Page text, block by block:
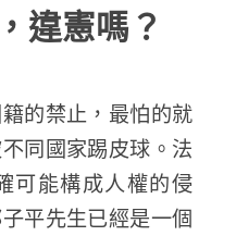
違憲嗎？
的禁止，最怕的就
同國家踢皮球。法
可能構成人權的侵
平先生已經是一個